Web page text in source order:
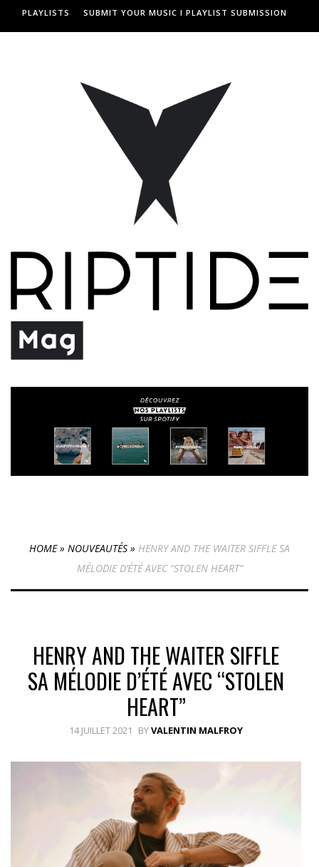
PLAYLISTS SUBMIT YOUR MUSIC I PLAYLIST SUBMISSION
HOME» NOUVEAUTÉS » HENRY AND THE WAITER SIFFLE SA
MÉLODIE D’ÉTÉ AVEC “STOLEN HEART”
HENRY AND THE WAITER SIFFLE
SA MÉLODIE D’ÉTÉ AVEC “STOLEN
HEART”
14 JUILLET 2021 BYVALENTIN MALFROY